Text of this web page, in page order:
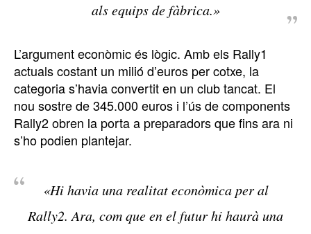
als equips de fàbrica.»
L’argument econòmic és lògic. Amb els Rally1
actuals costant un milió d’euros per cotxe, la
categoria s’havia convertit en un club tancat. El
nou sostre de 345.000 euros i l’ús de components
Rally2 obren la porta a preparadors que fins ara ni
s’ho podien plantejar.
«Hi havia una realitat econòmica per al
Rally2. Ara, com que en el futur hi haurà una